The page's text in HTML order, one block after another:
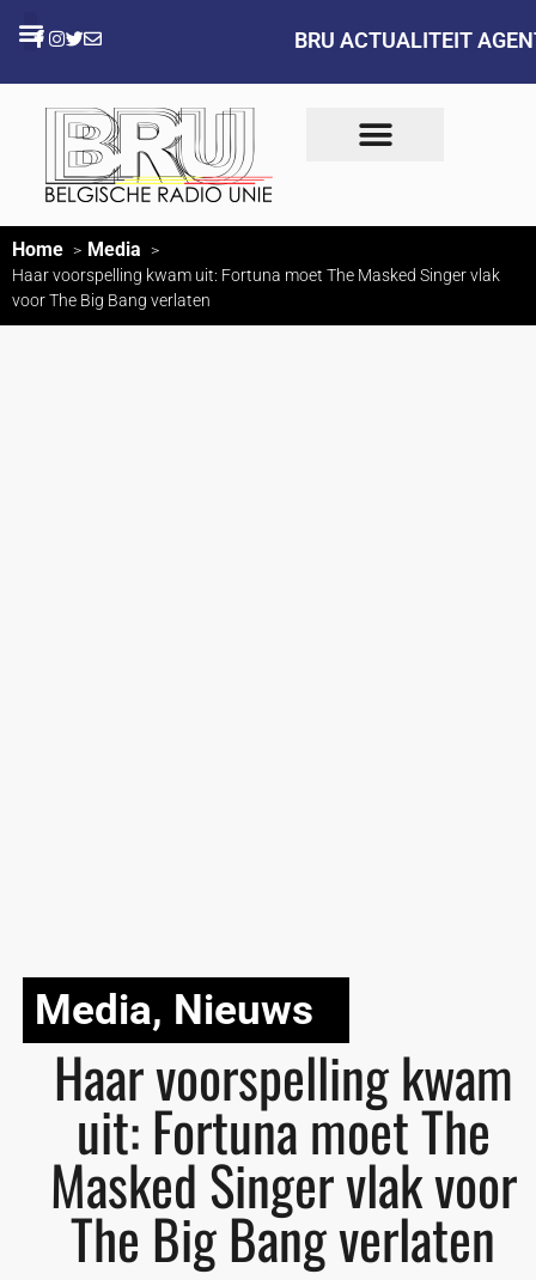
BRU ACTUALITEIT
Home Media
Haar voorspelling kwam uit: Fortuna moet The Masked Singer vlak
voor The Big Bang verlaten
Media, Nieuws
Haar voorspelling kwam
uit: Fortuna moet The
Masked Singer vlak voor
The Big Bang verlaten